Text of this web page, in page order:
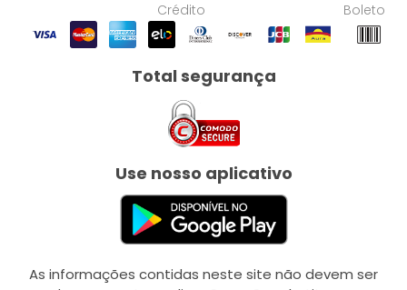
Crédito Boleto
Total segurança
Use nosso aplicativo
As informações contidas neste site não devem ser